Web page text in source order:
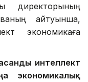
директорының
айтуынша,
экономикаға
интеллект
экономикалық